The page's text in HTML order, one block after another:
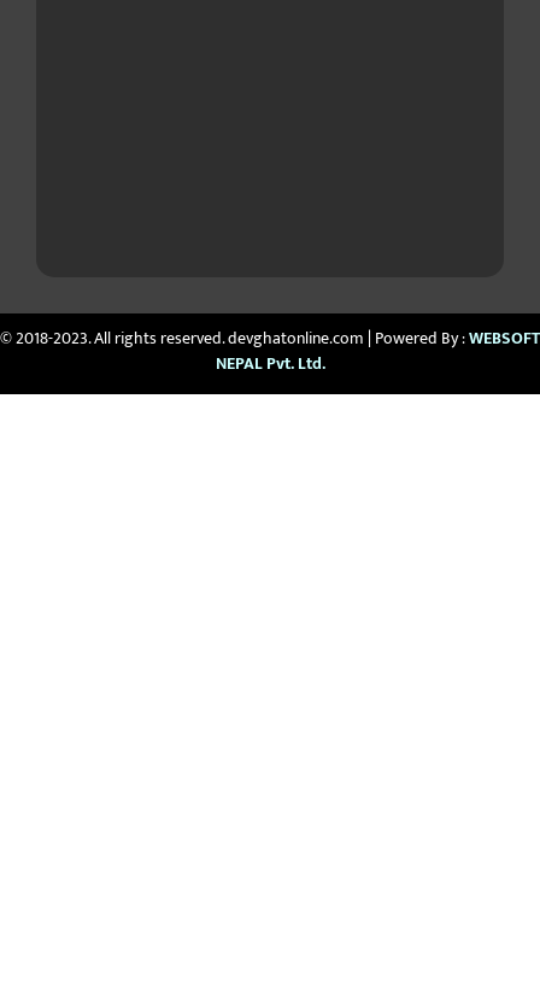
© 2018-2023. All rights reserved. devghatonline.com | Powered By :WEBSOFT
NEPAL Pvt. Ltd.